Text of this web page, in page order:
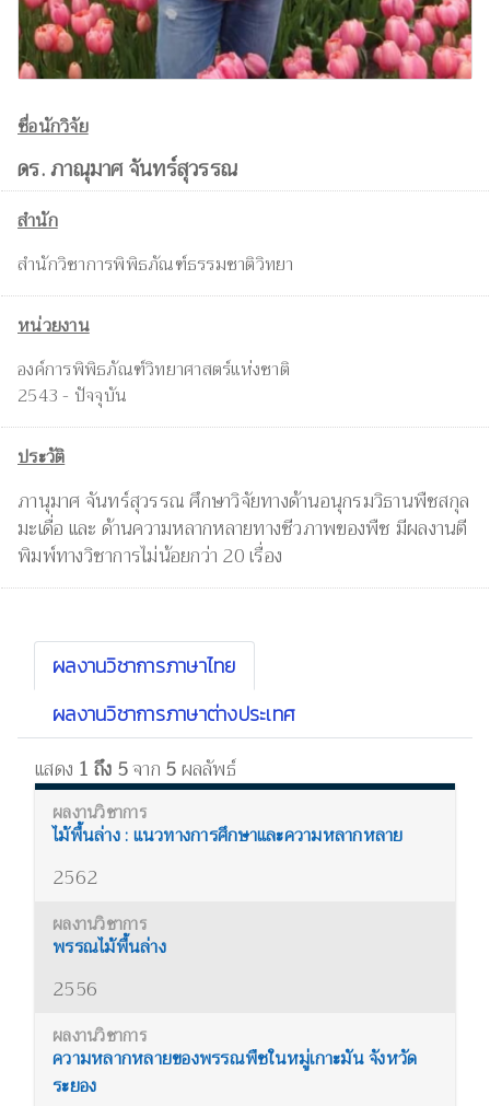
ชื่อนักวิจัย
ดร. ภาณุมาศ จันทร์สุวรรณ
สำนัก
สำนักวิชาการพิพิธภัณฑ์ธรรมชาติวิทยา
หน่วยงาน
องค์การพิพิธภัณฑ์วิทยาศาสตร์แห่งชาติ
2543 - ปัจจุบัน
ประวัติ
ภานุมาศ จันทร์สุวรรณ ศึกษาวิจัยทางด้านอนุกรมวิธานพืชสกุล
มะเดื่อ และ ด้านความหลากหลายทางชีวภาพของพืช มีผลงานตี
พิมพ์ทางวิชาการไม่น้อยกว่า 20 เรื่อง
ผลงานวิชาการภาษาไทย
ผลงานวิชาการภาษาต่างประเทศ
แสดง 1 ถึง 5จาก 5ผลลัพธ์
ไม้พื้นล่าง : แนวทางการศึกษาและความหลากหลาย
2562
พรรณไม้พื้นล่าง
2556
ความหลากหลายของพรรณพืชในหมู่เกาะมัน จังหวัด
ระยอง